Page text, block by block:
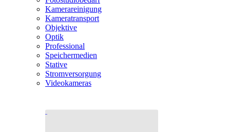
Kamerareinigung
Kameratransport
Objektive
Optik
Professional
Speichermedien
Stative
Stromversorgung
Videokameras